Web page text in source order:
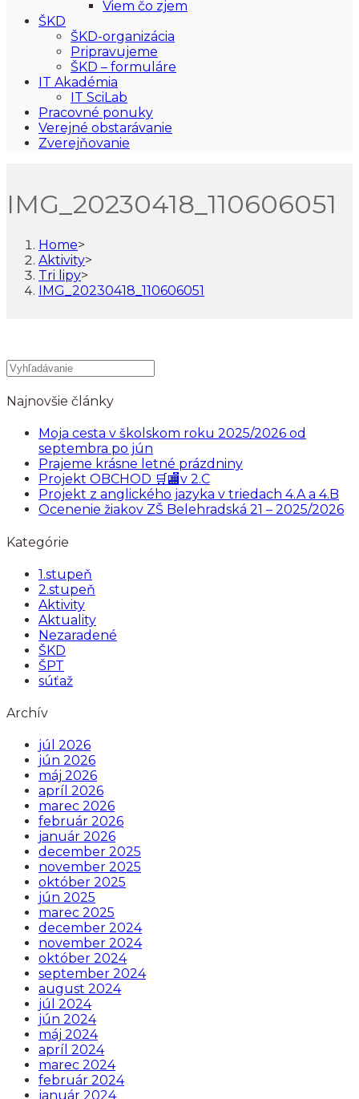
Viem čo zjem
ŠKD
ŠKD-organizácia
Pripravujeme
ŠKD – formuláre
IT Akadémia
IT SciLab
Pracovné ponuky
Verejné obstarávanie
Zverejňovanie
IMG_20230418_110606051
Home>
Aktivity>
Tri lipy>
IMG_20230418_110606051
Najnovšie články
Moja cesta v školskom roku 2025/2026 od
septembra po jún
Prajeme krásne letné prázdniny
Projekt OBCHOD 🛒🏬v 2.C
Projekt z anglického jazyka v triedach 4.A a 4.B
Ocenenie žiakov ZŠ Belehradská 21 – 2025/2026
Kategórie
1.stupeň
2.stupeň
Aktivity
Aktuality
Nezaradené
ŠKD
ŠPT
súťaž
Archív
júl 2026
jún 2026
máj 2026
apríl 2026
marec 2026
február 2026
január 2026
december 2025
november 2025
október 2025
jún 2025
marec 2025
december 2024
november 2024
október 2024
september 2024
august 2024
júl 2024
jún 2024
máj 2024
apríl 2024
marec 2024
február 2024
január 2024